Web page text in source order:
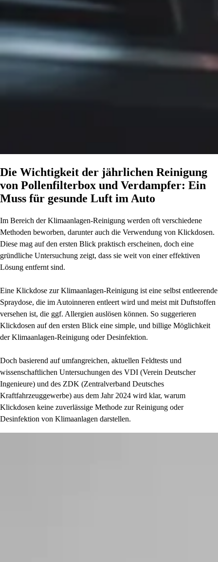
Die Wichtigkeit der jährlichen Reinigung
von Pollenfilterbox und Verdampfer: Ein
Muss für gesunde Luft im Auto
Im Bereich der Klimaanlagen-Reinigung werden oft verschiedene
Methoden beworben, darunter auch die Verwendung von Klickdosen.
Diese mag auf den ersten Blick praktisch erscheinen, doch eine
gründliche Untersuchung zeigt, dass sie weit von einer effektiven
Lösung entfernt sind.
Eine Klickdose zur Klimaanlagen-Reinigung ist eine selbst entleerende
Spraydose, die im Autoinneren entleert wird und meist mit Duftstoffen
versehen ist, die ggf. Allergien auslösen können. So suggerieren
Klickdosen auf den ersten Blick eine simple, und billige Möglichkeit
der Klimaanlagen-Reinigung oder Desinfektion.
Doch basierend auf umfangreichen, aktuellen Feldtests und
wissenschaftlichen Untersuchungen des VDI (Verein Deutscher
Ingenieure) und des ZDK (Zentralverband Deutsches
Kraftfahrzeuggewerbe) aus dem Jahr 2024 wird klar, warum
Klickdosen keine zuverlässige Methode zur Reinigung oder
Desinfektion von Klimaanlagen darstellen.